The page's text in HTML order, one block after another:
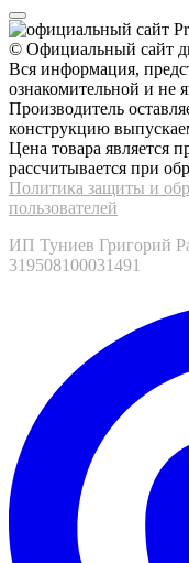
© Официальный сайт
Вся информация,
ознакомительной и не
Производитель
конструкцию
Цена товара является
рассчитывается при
Политика защиты и
пользователей
ИП Туниев Григорий
319508100031491